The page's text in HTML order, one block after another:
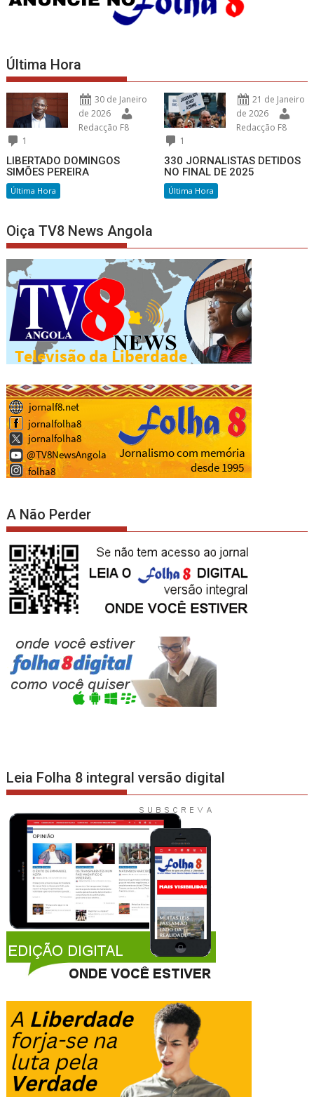
Última Hora
30 de Janeiro
de 2026
Redacção F8
1
LIBERTADO DOMINGOS
SIMÕES PEREIRA
Última Hora
21 de Janeiro
de 2026
Redacção F8
1
330 JORNALISTAS DETIDOS
NO FINAL DE 2025
Última Hora
Oiça TV8 News Angola
A Não Perder
Leia Folha 8 integral versão digital